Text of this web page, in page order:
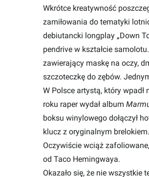
Wkrótce kreatywność
zamiłowania do tematyki
debiutancki longplay „Down
pendrive w kształcie
zawierający maskę na oczy,
szczoteczkę do zębów.
W Polsce artystą, który wpadł
roku raper wydał album
boksu winylowego dołączył
klucz z oryginalnym
Oczywiście wciąż
od Taco Hemingwaya.
Okazało się, że nie wszystkie